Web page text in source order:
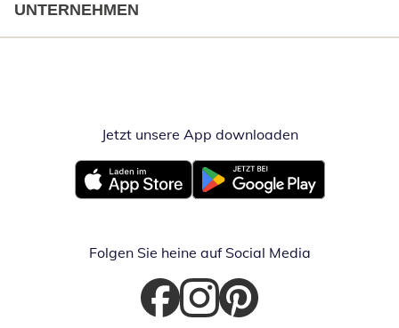
UNTERNEHMEN
Jetzt unsere App downloadenÖffnet in
Öffnet in neuem FensterÖffnet in neuem Fenster
Folgen Sie heine auf Social Media
Öffnet in neuem Fenster
Öffnet in neuem Fenster
Öffnet in neuem Fenster